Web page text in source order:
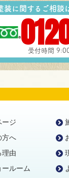
装に関するご相談
受付時間
ージ
方へ
理由
ルーム